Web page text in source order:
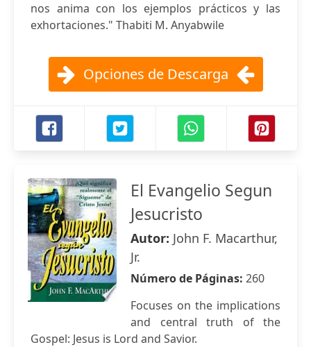
nos anima con los ejemplos prácticos y las
exhortaciones." Thabiti M. Anyabwile
Opciones de Descarga
El Evangelio Segun
Jesucristo
Autor: John F. Macarthur,
Jr.
Número de Páginas: 260
Focuses on the implications
and central truth of the
Gospel: Jesus is Lord and Savior.